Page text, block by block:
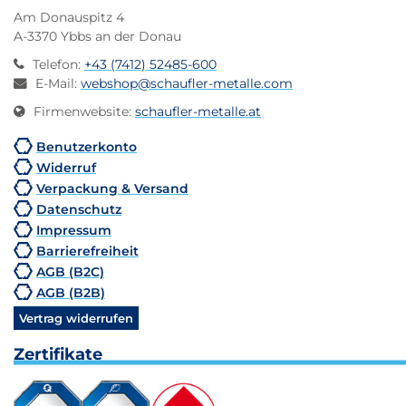
Am Donauspitz 4
A-3370 Ybbs an der Donau
Telefon: +43 (7412) 52485-600
E-Mail: webshop@schaufler-metalle.com
Firmenwebsite: schaufler-metalle.at
Benutzerkonto
Widerruf
Verpackung & Versand
Datenschutz
Impressum
Barrierefreiheit
AGB (B2C)
AGB (B2B)
Vertrag widerrufen
Zertifikate